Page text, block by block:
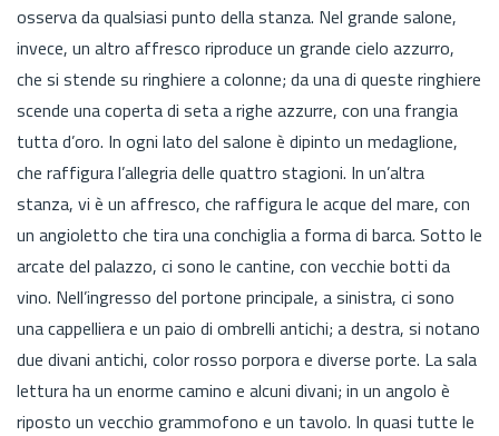
osserva da qualsiasi punto della stanza. Nel grande salone,
invece, un altro affresco riproduce un grande cielo azzurro,
che si stende su ringhiere a colonne; da una di queste ringhiere
scende una coperta di seta a righe azzurre, con una frangia
tutta d’oro. In ogni lato del salone è dipinto un medaglione,
che raffigura l’allegria delle quattro stagioni. In un’altra
stanza, vi è un affresco, che raffigura le acque del mare, con
un angioletto che tira una conchiglia a forma di barca. Sotto le
arcate del palazzo, ci sono le cantine, con vecchie botti da
vino. Nell’ingresso del portone principale, a sinistra, ci sono
una cappelliera e un paio di ombrelli antichi; a destra, si notano
due divani antichi, color rosso porpora e diverse porte. La sala
lettura ha un enorme camino e alcuni divani; in un angolo è
riposto un vecchio grammofono e un tavolo. In quasi tutte le